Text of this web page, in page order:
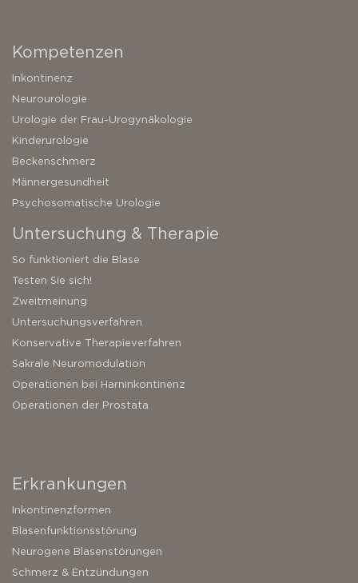
Kompetenzen
Inkontinenz
Neurourologie
Urologie der Frau-Urogynäkologie
Kinderurologie
Beckenschmerz
Männergesundheit
Psychosomatische Urologie
Untersuchung & Therapie
So funktioniert die Blase
Testen Sie sich!
Zweitmeinung
Untersuchungsverfahren
Konservative Therapieverfahren
Sakrale Neuromodulation
Operationen bei Harninkontinenz
Operationen der Prostata
Erkrankungen
Inkontinenzformen
Blasenfunktionsstörung
Neurogene Blasenstörungen
Schmerz & Entzündungen